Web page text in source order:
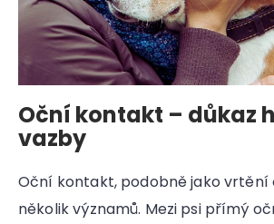
Oční kontakt – důkaz
vazby
Oční kontakt, podobně jako vrtění
několik významů. Mezi psi přímý